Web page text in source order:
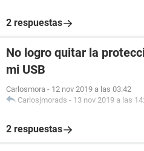
2 respuestas
No logro quitar la
mi USB
Carlosmora - 12 nov 2019 a las 03:42
Carlosjmorads - 13 nov 2019 a las
2 respuestas